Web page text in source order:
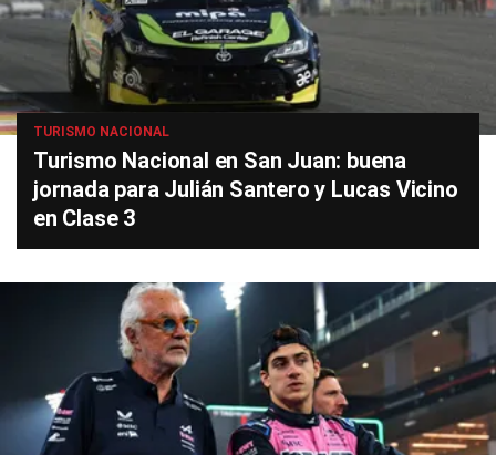
TURISMO NACIONAL
Turismo Nacional en San Juan: buena
jornada para Julián Santero y Lucas Vicino
en Clase 3